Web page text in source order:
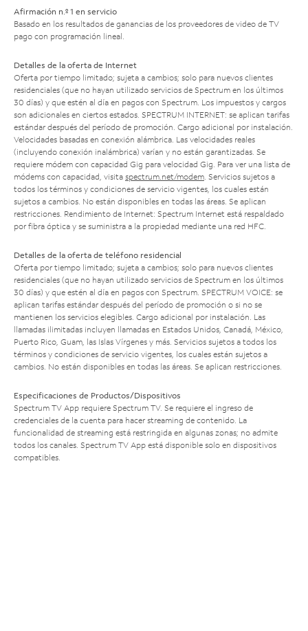
Afirmación n.º 1 en servicio
Basado en los resultados de ganancias de los proveedores de video de TV
pago con programación lineal.
Detalles de la oferta de Internet
Oferta por tiempo limitado; sujeta a cambios; solo para nuevos clientes
residenciales (que no hayan utilizado servicios de Spectrum en los últimos
30 días) y que estén al día en pagos con Spectrum. Los impuestos y cargos
son adicionales en ciertos estados. SPECTRUM INTERNET: se aplican tarifas
estándar después del período de promoción. Cargo adicional por instalación.
Velocidades basadas en conexión alámbrica. Las velocidades reales
(incluyendo conexión inalámbrica) varían y no están garantizadas. Se
requiere módem con capacidad Gig para velocidad Gig. Para ver una lista de
módems con capacidad, visita spectrum.net/modem. Servicios sujetos a
todos los términos y condiciones de servicio vigentes, los cuales están
sujetos a cambios. No están disponibles en todas las áreas. Se aplican
restricciones. Rendimiento de Internet: Spectrum Internet está respaldado
por fibra óptica y se suministra a la propiedad mediante una red HFC.
Detalles de la oferta de teléfono residencial
Oferta por tiempo limitado; sujeta a cambios; solo para nuevos clientes
residenciales (que no hayan utilizado servicios de Spectrum en los últimos
30 días) y que estén al día en pagos con Spectrum. SPECTRUM VOICE: se
aplican tarifas estándar después del período de promoción o si no se
mantienen los servicios elegibles. Cargo adicional por instalación. Las
llamadas ilimitadas incluyen llamadas en Estados Unidos, Canadá, México,
Puerto Rico, Guam, las Islas Vírgenes y más. Servicios sujetos a todos los
términos y condiciones de servicio vigentes, los cuales están sujetos a
cambios. No están disponibles en todas las áreas. Se aplican restricciones.
Especificaciones de Productos/Dispositivos
Spectrum TV App requiere Spectrum TV. Se requiere el ingreso de
credenciales de la cuenta para hacer streaming de contenido. La
funcionalidad de streaming está restringida en algunas zonas; no admite
todos los canales. Spectrum TV App está disponible solo en dispositivos
compatibles.